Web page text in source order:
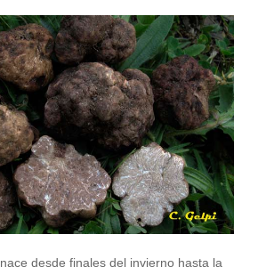
nace desde finales del invierno hasta la